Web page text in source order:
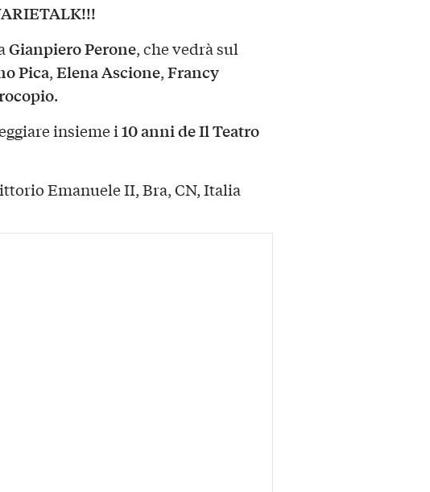
Gianpiero Perone, che vedrà sul
Pica,Elena Ascione,Francy
.
insieme i10 anni de Il Teatro
Emanuele II, Bra, CN, Italia